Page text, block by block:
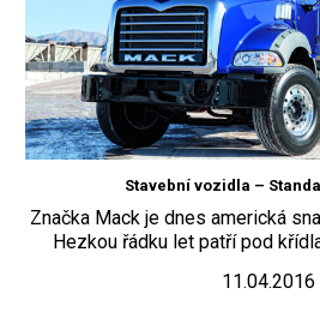
Stavební vozidla –
Značka Mack je dnes americká
Hezkou řádku let patří pod
11.04.2016